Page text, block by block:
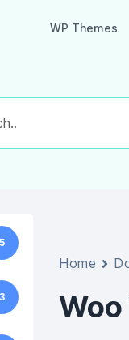
5
3
Home
Woo
WP Themes